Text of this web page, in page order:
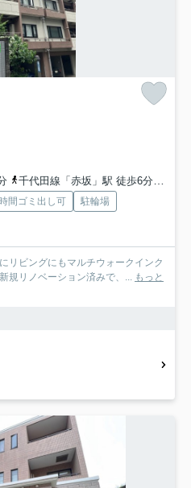
千代田線「赤坂」駅 徒歩6分
間ゴミ出し可
駐輪場
リビングにもマルチウォークインク
規リノベーション済みで、... もっと